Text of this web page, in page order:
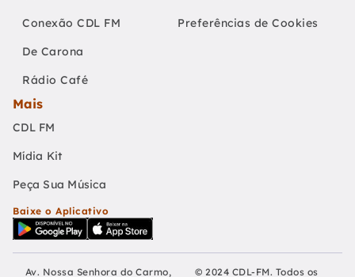
Conexão CDL FM
De Carona
Rádio Café
Preferências de Cookies
Mais
CDL FM
Mídia Kit
Peça Sua Música
Baixe o Aplicativo
Av. Nossa Senhora do Carmo, © 2024 CDL-FM. Todos os